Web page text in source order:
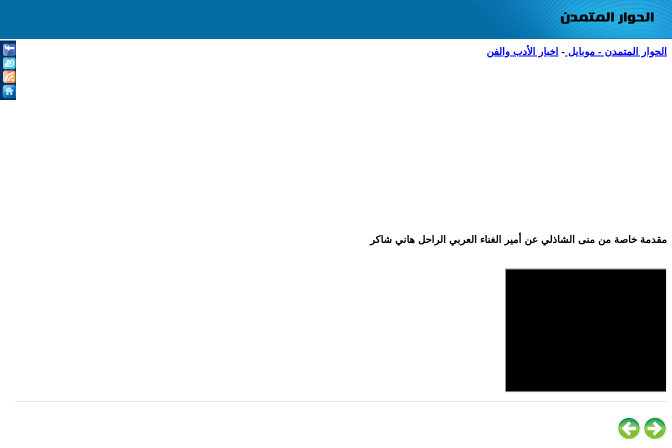
الحوار المتمدن - موبايل - اخبار الأدب والفن
مقدمة خاصة من منى الشاذلي عن أمير الغناء العربي الراحل هاني شاكر